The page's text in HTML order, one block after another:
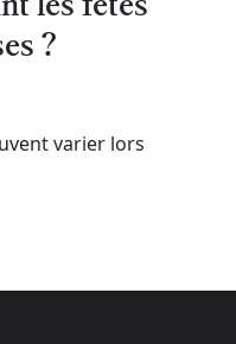
?
varier lors